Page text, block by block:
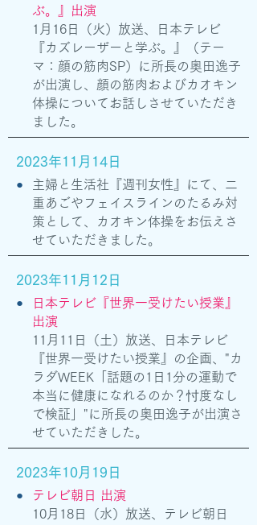
ぶ。』出演
1月16日（火）放送、日本テレビ
『カズレーザーと学ぶ。』（テー
マ：顔の筋肉SP）に所長の奥田逸子
が出演し、顔の筋肉およびカオキン
体操についてお話しさせていただき
ました。
2023年11月14日
主婦と生活社『週刊女性』にて、二
重あごやフェイスラインのたるみ対
策として、カオキン体操をお伝えさ
せていただきました。
●
2023年11月12日
日本テレビ『世界一受けたい授業』
出演
11月11日（土）放送、日本テレビ
『世界一受けたい授業』の企画、"カ
ラダWEEK「話題の1日1分の運動で
本当に健康になれるのか？忖度なし
で検証」"に所長の奥田逸子が出演さ
せていただきした。
●
2023年10月19日
テレビ朝日 出演
10月18日（水）放送、テレビ朝日
●